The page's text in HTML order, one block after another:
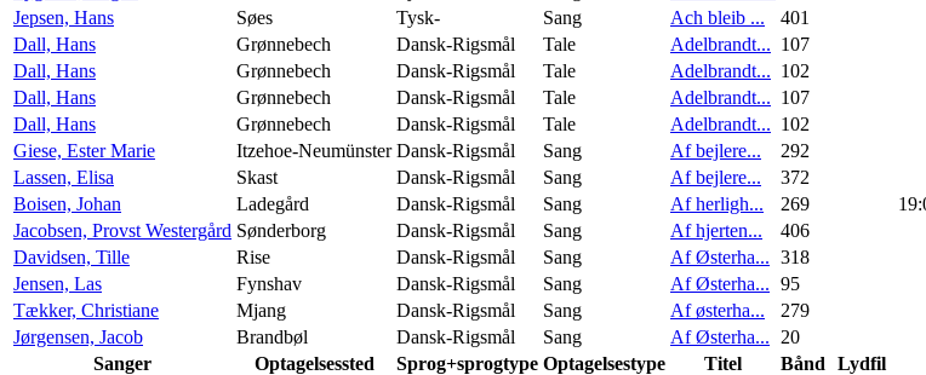
Jepsen, Hans
Søes Tysk- Sang Ach bleib ...
401
Dall, Hans
Grønnebech Dansk-Rigsmål Tale Adelbrandt... 107
Dall, Hans
Grønnebech Dansk-Rigsmål Tale Adelbrandt... 102
Dall, Hans
Grønnebech Dansk-Rigsmål Tale Adelbrandt... 107
Dall, Hans
Grønnebech Dansk-Rigsmål Tale Adelbrandt... 102
Giese, Ester Marie
Itzehoe-Neumünster Dansk-Rigsmål Sang Af bejlere...
292
Lassen, Elisa
Skast Dansk-Rigsmål Sang Af bejlere...
372
Boisen, Johan
Ladegård Dansk-Rigsmål Sang Af herligh... 269
Jacobsen, Provst Westergård Sønderborg Dansk-Rigsmål Sang Af hjerten...
406
Davidsen, Tille
Rise Dansk-Rigsmål Sang Af Østerha... 318
Jensen, Las
Fynshav Dansk-Rigsmål Sang Af Østerha... 95
Tækker, Christiane
Mjang Dansk-Rigsmål Sang Af østerha...
279
Jørgensen, Jacob
Brandbøl Dansk-Rigsmål Sang Af Østerha...
20
Sanger
Optagelsessted Sprog+sprogtype Optagelsestype Titel Bånd Lydfil